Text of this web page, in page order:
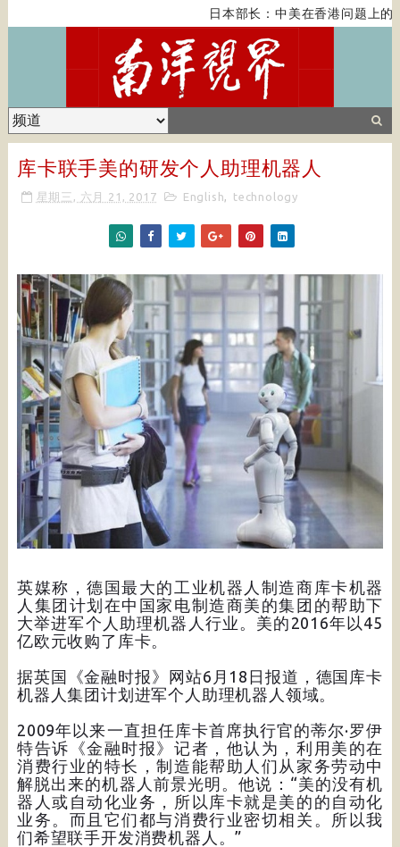
日本部长：中美在香港问题上的
库卡联手美的研发个人助理机器人
星期三, 六月 21, 2017 English, technology
英媒称，德国最大的工业机器人制造商库卡机器
人集团计划在中国家电制造商美的集团的帮助下
大举进军个人助理机器人行业。美的2016年以45
亿欧元收购了库卡。
据英国《金融时报》网站6月18日报道，德国库卡
机器人集团计划进军个人助理机器人领域。
2009年以来一直担任库卡首席执行官的蒂尔·罗伊
特告诉《金融时报》记者，他认为，利用美的在
消费行业的特长，制造能帮助人们从家务劳动中
解脱出来的机器人前景光明。他说：“美的没有机
器人或自动化业务，所以库卡就是美的的自动化
业务。而且它们都与消费行业密切相关。所以我
们希望联手开发消费机器人。”